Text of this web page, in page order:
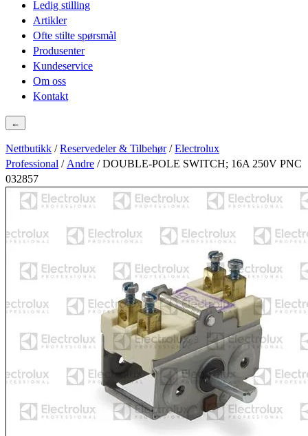
Ledig stilling
Artikler
Ofte stilte spørsmål
Produsenter
Kundeservice
Om oss
Kontakt
←
Nettbutikk /Reservedeler & Tilbehør/Electrolux
Professional / Andre / DOUBLE-POLE SWITCH; 16A 250V PNC
032857